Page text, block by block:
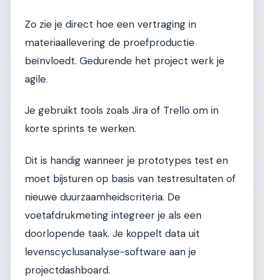
Zo zie je direct hoe een vertraging in
materiaallevering de proefproductie
beïnvloedt. Gedurende het project werk je
agile.
Je gebruikt tools zoals Jira of Trello om in
korte sprints te werken.
Dit is handig wanneer je prototypes test en
moet bijsturen op basis van testresultaten of
nieuwe duurzaamheidscriteria. De
voetafdrukmeting integreer je als een
doorlopende taak. Je koppelt data uit
levenscyclusanalyse-software aan je
projectdashboard.